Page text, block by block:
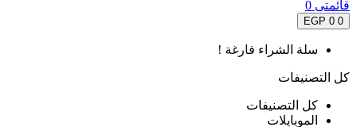
قائمتى 0
0
0 EGP
سلة الشراء فارغة !
كل التصنيفات
كل التصنيفات
الموبايلات